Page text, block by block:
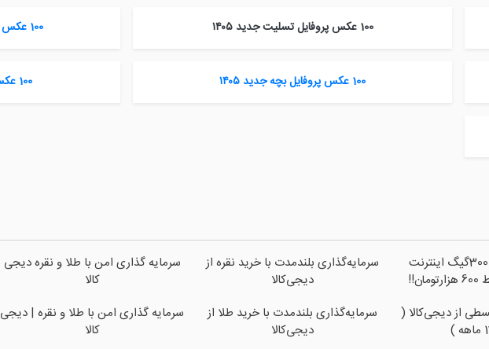
100 عکس پروفایل تسلیت جدید ۱۴۰۵ 100 عکس پروفایل مفهومی جدید ۱۴۰۵
100 عکس پروفایل بچه جدید ۱۴۰۵ 100 عکس پروفایل گل جدید ۱۴۰۵
⏳فرصت محدود!! 3000گیگ اینترنت
سرمایه‌گذاری بلندمدت با خرید نقره از
دیجی‌کالا
سرمایه گذاری امن با طلا و نقره دیجی
کالا
از دیجی‌کالا (
سرمایه‌گذاری بلندمدت با خرید طلا از
دیجی‌کالا
سرمایه گذاری امن با طلا و نقره | دیجی
کالا